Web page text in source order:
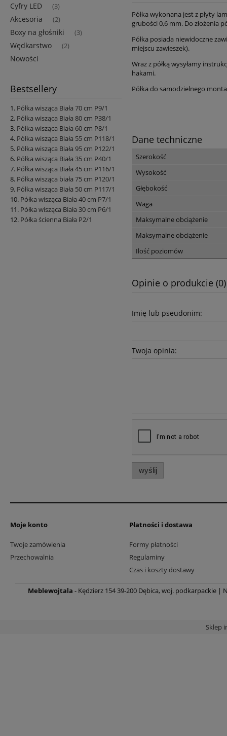
Cyfry LED (3)
Akcesoria (2)
Boxy na głośniki (3)
Wędkarstwo (2)
Nowości
Bestsellery
Półka wisząca Biała 70 cm P9/1
Półka wisząca Biała 80 cm P38/1
Półka wisząca Biała 60 cm P8/1
Półka wisząca Biała 55 cm P118/1
Półka wisząca Biała 95 cm P122/1
Półka wisząca Biała 35 cm P40/1
Półka wisząca Biała 45 cm P116/1
Półka wisząca biała 75 cm P120/1
Półka wisząca Biała 50 cm P117/1
Półka wisząca Biała 40 cm P7/1
Półka wisząca Biała 30 cm P6/1
Półka ścienna Biała P2/1
Półka wykonana jest z płyty
grubości 0,6 mm. Do złożenia
Półka posiada niewidoczne
miejscu zawieszek).
Wraz z półką wysyłamy
hakami.
Półka do samodzielnego
Dane techniczne
Szerokość
Wysokość
Głębokość
Waga
Maksymalne obciążenie
Maksymalne obciążenie
Ilość poziomów
Opinie o produkcie (0)
Imię lub pseudonim:
Twoja opinia:
wyślij
Moje konto
Twoje zamówienia
Przechowalnia
Płatności i dostawa
Formy płatności
Regulaminy
Czas i koszty dostawy
Meblewojtala - Kędzierz 154 39-200 Dębica, woj. podkarpackie |
Sklep